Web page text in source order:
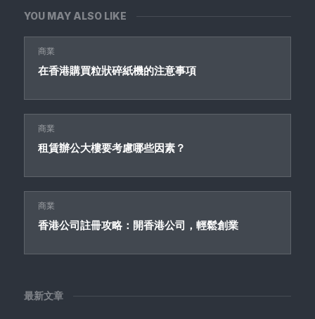
YOU MAY ALSO LIKE
商業
在香港購買粒狀碎紙機的注意事項
商業
租賃辦公大樓要考慮哪些因素？
商業
香港公司註冊攻略：開香港公司，輕鬆創業
最新文章